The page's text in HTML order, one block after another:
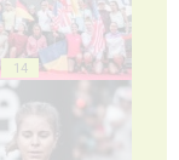
14